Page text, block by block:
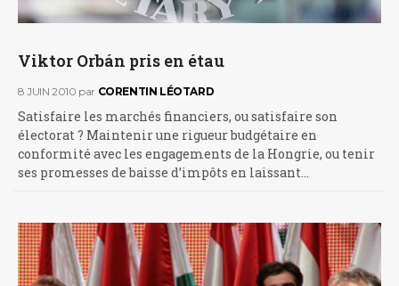
Viktor Orbán pris en étau
8 JUIN 2010 par CORENTIN LÉOTARD
Satisfaire les marchés financiers, ou satisfaire son
électorat ? Maintenir une rigueur budgétaire en
conformité avec les engagements de la Hongrie, ou tenir
ses promesses de baisse d’impôts en laissant…